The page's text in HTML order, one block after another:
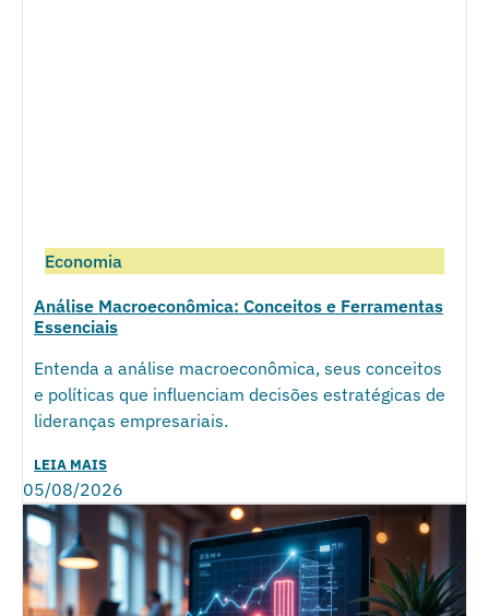
Economia
Análise Macroeconômica: Conceitos e Ferramentas
Essenciais
Entenda a análise macroeconômica, seus conceitos
e políticas que influenciam decisões estratégicas de
lideranças empresariais.
LEIA MAIS
05/08/2026